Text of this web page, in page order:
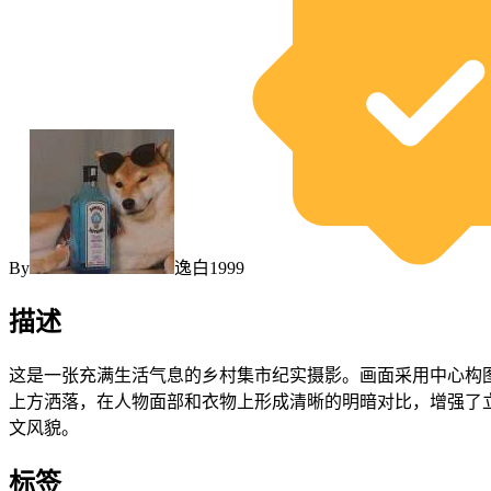
By 逸白1999
描述
这是一张充满生活气息的乡村集市纪实摄影。画面采用中心
上方洒落，在人物面部和衣物上形成清晰的明暗对比，增强
文风貌。
标签